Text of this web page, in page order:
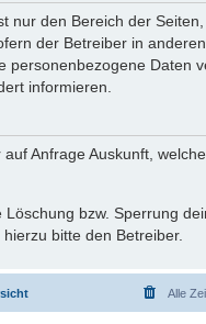
nur den Bereich der
der Betreiber in
personenbezogene Daten
informieren.
Anfrage Auskunft,
Löschung bzw. Sperrung
bitte den Betreiber.
Alle